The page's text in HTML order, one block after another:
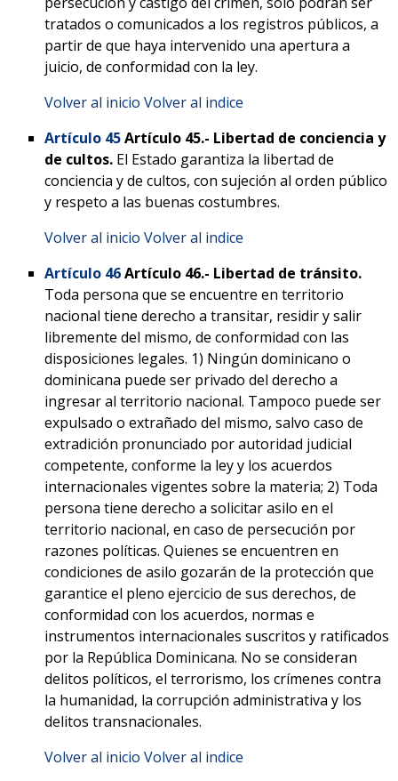
tratados o comunicados a los registros públicos, a
partir de que haya intervenido una apertura a
juicio, de conformidad con la ley.
Volver al inicio Volver al indice
Artículo 45Artículo 45.- Libertad de conciencia y
de cultos. El Estado garantiza la libertad de
conciencia y de cultos, con sujeción al orden público
y respeto a las buenas costumbres.
Volver al inicio Volver al indice
Artículo 46Artículo 46.- Libertad de tránsito.
Toda persona que se encuentre en territorio
nacional tiene derecho a transitar, residir y salir
libremente del mismo, de conformidad con las
disposiciones legales. 1) Ningún dominicano o
dominicana puede ser privado del derecho a
ingresar al territorio nacional. Tampoco puede ser
expulsado o extrañado del mismo, salvo caso de
extradición pronunciado por autoridad judicial
competente, conforme la ley y los acuerdos
internacionales vigentes sobre la materia; 2) Toda
persona tiene derecho a solicitar asilo en el
territorio nacional, en caso de persecución por
razones políticas. Quienes se encuentren en
condiciones de asilo gozarán de la protección que
garantice el pleno ejercicio de sus derechos, de
conformidad con los acuerdos, normas e
instrumentos internacionales suscritos y ratificados
por la República Dominicana. No se consideran
delitos políticos, el terrorismo, los crímenes contra
la humanidad, la corrupción administrativa y los
delitos transnacionales.
Volver al inicio Volver al indice